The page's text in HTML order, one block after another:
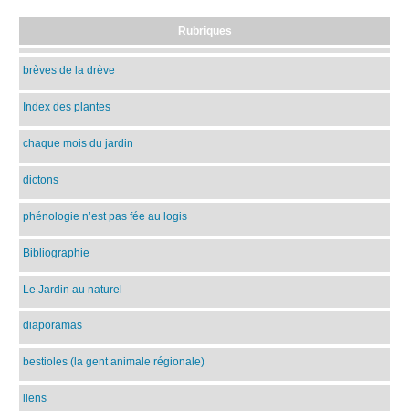
Rubriques
brèves de la drève
Index des plantes
chaque mois du jardin
dictons
phénologie n’est pas fée au logis
Bibliographie
Le Jardin au naturel
diaporamas
bestioles (la gent animale régionale)
liens